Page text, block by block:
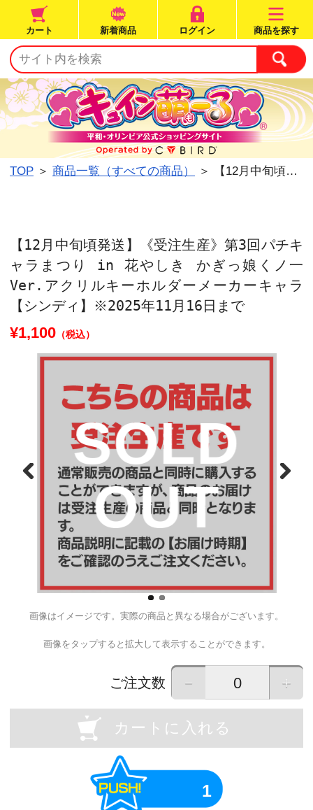
カート 新着商品 ログイン
TOP＞商品一覧（すべての商品）＞ 【12月中旬頃発送】《受注生産》第
【12月中旬頃発送】《受注生産
ャラまつり in 花やしき か
Ver.アクリルキーホルダーメ
【シンディ】※2025年11月16
¥1,100（税込）